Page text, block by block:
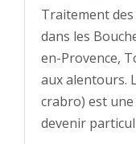
Traitement
dans les
en-Provence,
aux alentours.
crabro) est
devenir